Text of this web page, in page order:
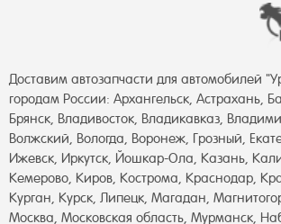
Доставим автозапчасти для автомобилей
городам России: Архангельск, Астрахань,
Брянск, Владивосток, Владикавказ,
Волжский, Вологда, Воронеж, Грозный,
Ижевск, Иркутск, Йошкар-Ола, Казань,
Кемерово, Киров, Кострома, Краснодар,
Курган, Курск, Липецк, Магадан,
Москва, Московская область, Мурманск,